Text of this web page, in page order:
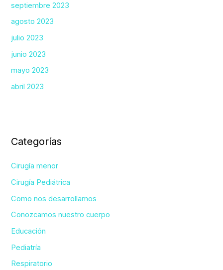
septiembre 2023
agosto 2023
julio 2023
junio 2023
mayo 2023
abril 2023
Categorías
Cirugía menor
Cirugía Pediátrica
Como nos desarrollamos
Conozcamos nuestro cuerpo
Educación
Pediatría
Respiratorio